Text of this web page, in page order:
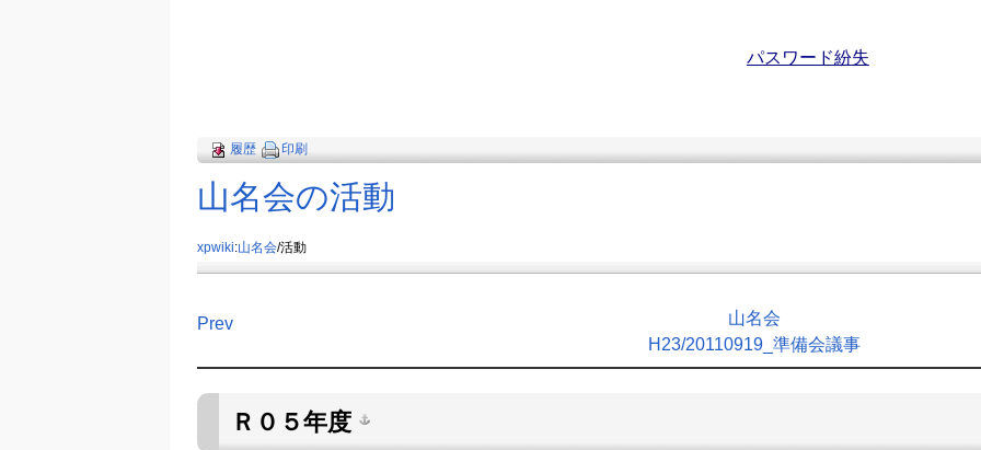
パスワード紛失
履歴 印刷
山名会の活動
xpwiki:山名会/活動
Prev
山名会
H23​/20110919_準備会議事
Ｒ０５年度